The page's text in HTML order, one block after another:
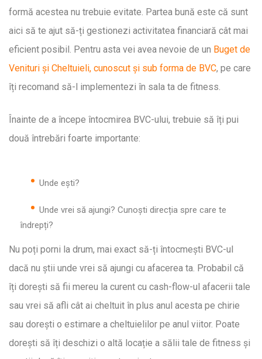
formă acestea nu trebuie evitate. Partea bună este că sunt
aici să te ajut să-ți gestionezi activitatea financiară cât mai
eficient posibil. Pentru asta vei avea nevoie de un Buget de
Venituri și Cheltuieli, cunoscut și sub forma de BVC, pe care
îți recomand să-l implementezi în sala ta de fitness.
Înainte de a începe întocmirea BVC-ului, trebuie să îți pui
două întrebări foarte importante:
Unde ești?
Unde vrei să ajungi? Cunoști direcția spre care te
îndrepți?
Nu poți porni la drum, mai exact să-ți întocmești BVC-ul
dacă nu știi unde vrei să ajungi cu afacerea ta. Probabil că
îți dorești să fii mereu la curent cu cash-flow-ul afacerii tale
sau vrei să afli cât ai cheltuit în plus anul acesta pe chirie
sau dorești o estimare a cheltuielilor pe anul viitor. Poate
dorești să îți deschizi o altă locație a sălii tale de fitness și